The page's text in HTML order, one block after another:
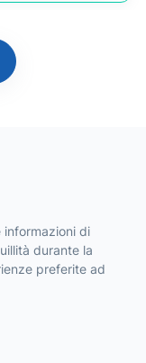
informazioni di
durante la
preferite ad